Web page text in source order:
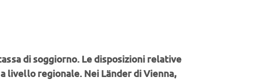
di soggiorno. Le disposizioni relative
livello regionale. Nei Länder di Vienna,